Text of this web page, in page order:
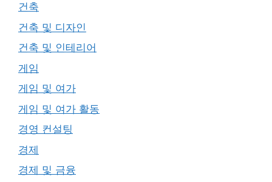
건축
건축 및 디자인
건축 및 인테리어
게임
게임 및 여가
게임 및 여가 활동
경영 컨설팅
경제
경제 및 금융